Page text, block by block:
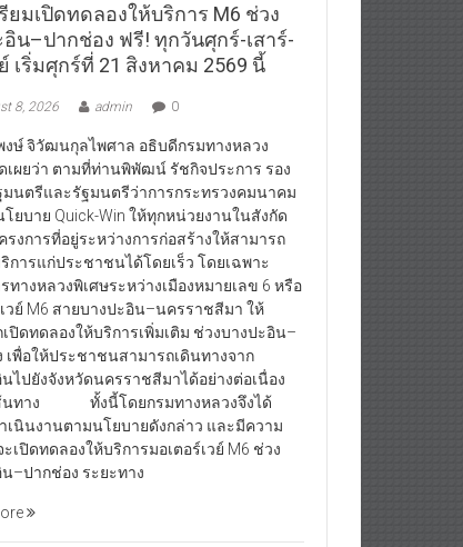
ยมเปิดทดลองให้บริการ M6 ช่วง
อิน–ปากช่อง ฟรี! ทุกวันศุกร์-เสาร์-
เริ่มศุกร์ที่ 21 สิงหาคม 2569 นี้
8, 2026 admin 0
งษ์ จิวัฒนกุลไพศาล อธิบดีกรมทางหลวง
เผยว่า ตามที่ท่านพิพัฒน์ รัชกิจประการ รอง
มนตรีและรัฐมนตรีว่าการกระทรวงคมนาคม
ยบาย Quick-Win ให้ทุกหน่วยงานในสังกัด
รงการที่อยู่ระหว่างการก่อสร้างให้สามารถ
การแก่ประชาชนได้โดยเร็ว โดยเฉพาะ
ทางหลวงพิเศษระหว่างเมืองหมายเลข 6 หรือ
วย์ M6 สายบางปะอิน–นครราชสีมา ให้
ปิดทดลองให้บริการเพิ่มเติม ช่วงบางปะอิน–
เพื่อให้ประชาชนสามารถเดินทางจาก
ไปยังจังหวัดนครราชสีมาได้อย่างต่อเนื่อง
นทาง ทั้งนี้โดยกรมทางหลวงจึงได้
เนินงานตามนโยบายดังกล่าว และมีความ
เปิดทดลองให้บริการมอเตอร์เวย์ M6 ช่วง
–ปากช่อง ระยะทาง